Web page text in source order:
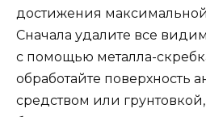
достижения
Сначала удалите все
с помощью металла-
обработайте поверхность
средством или